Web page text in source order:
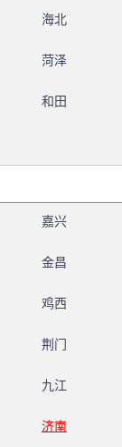
海北
菏泽
和田
嘉兴
金昌
鸡西
荆门
九江
济南